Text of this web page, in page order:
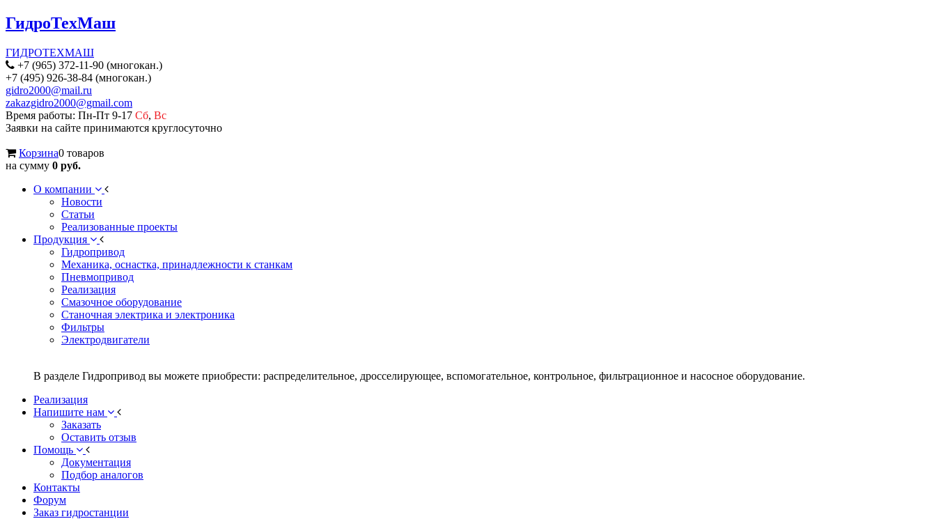
ГидроТехМаш
ГИДРОТЕХМАШ
+7 (965) 372-11-90 (многокан.)
+7 (495) 926-38-84 (многокан.)
gidro2000@mail.ru
zakazgidro2000@gmail.com
Время работы: Пн-Пт 9-17 Сб, Вс
Заявки на сайте принимаются круглосуточно
Корзина0 товаров
на сумму 0 руб.
О компании
Новости
Статьи
Реализованные проекты
Продукция
Гидропривод
Механика, оснастка, принадлежности к станкам
Пневмопривод
Реализация
Смазочное оборудование
Станочная электрика и электроника
Фильтры
Электродвигатели
В разделе Гидропривод вы можете приобрести: распределительное, дросселирующее, вспомогательное, контрольное, фильтрационное и насосное оборудование.
Реализация
Напишите нам
Заказать
Оставить отзыв
Помощь
Документация
Подбор аналогов
Контакты
Форум
Заказ гидростанции